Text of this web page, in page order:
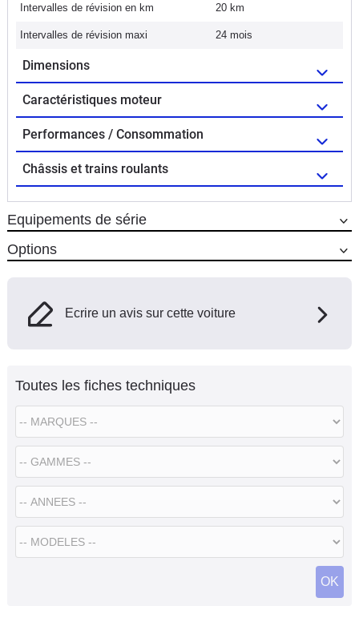
Intervalles de révision en km 20 km
Intervalles de révision maxi 24 mois
Dimensions
Caractéristiques moteur
Performances / Consommation
Châssis et trains roulants
Equipements de série
Options
Ecrire un avis sur cette voiture
Toutes les fiches techniques